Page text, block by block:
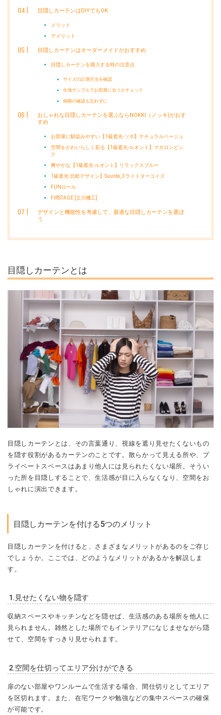
目隠しカーテンはDIYでもOK
メリット
デメリット
目隠しカーテンはオーダーメイドがおすすめ
目隠しカーテンを購入する時の注意点
サイズの計測方法を確認
生地サンプルでお部屋に合うかチェック
納期の確認も忘れずに
おしゃれな目隠しカーテンを選ぶならNOKKI（ノッキ)がおす
すめ
お部屋に馴染みやすい【1級遮光-ソポ】ナチュラルベージュ
空間をかわいらしく彩る【1級遮光-ルオント】マカロンピン
ク
爽やかな【1級遮光-ルオント】リラックスブルー
1級遮光-北欧デザイン】Suunta_3ライトターコイズ
FUNロール
FIRSTAGE [立川機工]
デザインと機能性を考慮して、最適な目隠しカーテンを選ぼ
う
目隠しカーテンとは
目隠しカーテンとは、その言葉通り、視線を遮り見せたくないもの
を隠す役割があるカーテンのことです。散らかって見える所や、プ
ライベートスペースはあまり他人には見られたくない場所。そうい
った所を目隠しすることで、生活感が目に入らなくなり、空間をお
しゃれに演出できます。
目隠しカーテンを付ける5つのメリット
目隠しカーテンを付けると、さまざまなメリットがあるのをご存じ
でしょうか。ここでは、どのようなメリットがあるかを解説しま
す。
1.見せたくない物を隠す
収納スペースやキッチンなどを隠せば、生活感のある場所を他人に
見られません。雑然とした場所でもインテリアになじませながら隠
せて、空間をすっきり見せられます。
2.空間を仕切ってエリア分けができる
扉のない部屋やワンルームで生活する場合、間仕切りとしてエリア
を区切れます。また、在宅ワークや勉強などの集中スペースの確保
が可能です。